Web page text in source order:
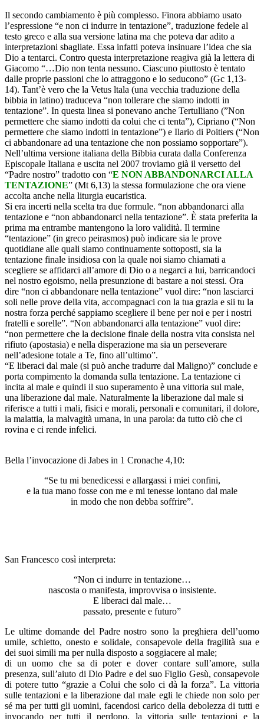
Il secondo cambiamento è più complesso. Finora abbiamo usato
l’espressione “e non ci indurre in tentazione”, traduzione fedele al
testo greco e alla sua versione latina ma che poteva dar adito a
interpretazioni sbagliate. Essa infatti poteva insinuare l’idea che sia
Dio a tentarci. Contro questa interpretazione reagiva già la lettera di
Giacomo “…Dio non tenta nessuno. Ciascuno piuttosto è tentato
dalle proprie passioni che lo attraggono e lo seducono” (Gc 1,13-
14). Tant’è vero che la Vetus ltala (una vecchia traduzione della
bibbia in latino) traduceva “non tollerare che siamo indotti in
tentazione”. In questa linea si ponevano anche Tertulliano (”Non
permettere che siamo indotti da colui che ci tenta”), Cipriano (“Non
permettere che siamo indotti in tentazione”) e Ilario di Poitiers (“Non
ci abbandonare ad una tentazione che non possiamo sopportare”).
Nell’ultima versione italiana della Bibbia curata dalla Conferenza
Episcopale Italiana e uscita nel 2007 troviamo già il versetto del
“Padre nostro” tradotto con “E NON ABBANDONARCI ALLA
TENTAZIONE” (Mt 6,13) la stessa formulazione che ora viene
accolta anche nella liturgia eucaristica.
Si era incerti nella scelta tra due formule. “non abbandonarci alla
tentazione e “non abbandonarci nella tentazione”. È stata preferita la
prima ma entrambe mantengono la loro validità. Il termine
“tentazione” (in greco peirasmos) può indicare sia le prove
quotidiane alle quali siamo continuamente sottoposti, sia la
tentazione finale insidiosa con la quale noi siamo chiamati a
scegliere se affidarci all’amore di Dio o a negarci a lui, barricandoci
nel nostro egoismo, nella presunzione di bastare a noi stessi. Ora
dire “non ci abbandonare nella tentazione” vuol dire: “non lasciarci
soli nelle prove della vita, accompagnaci con la tua grazia e sii tu la
nostra forza perché sappiamo scegliere il bene per noi e per i nostri
fratelli e sorelle”. “Non abbandonarci alla tentazione” vuol dire:
“non permettere che la decisione finale della nostra vita consista nel
rifiuto (apostasia) e nella disperazione ma sia un perseverare
nell’adesione totale a Te, fino all’ultimo”.
“E liberaci dal male (si può anche tradurre dal Maligno)” conclude e
porta compimento la domanda sulla tentazione. La tentazione ci
incita al male e quindi il suo superamento è una vittoria sul male,
una liberazione dal male. Naturalmente la liberazione dal male si
riferisce a tutti i mali, fisici e morali, personali e comunitari, il dolore,
la malattia, la malvagità umana, in una parola: da tutto ciò che ci
rovina e ci rende infelici.
Bella l’invocazione di Jabes in 1 Cronache 4,10:
“Se tu mi benedicessi e allargassi i miei confini,
e la tua mano fosse con me e mi tenesse lontano dal male
in modo che non debba soffrire”.
San Francesco così interpreta:
“Non ci indurre in tentazione…
nascosta o manifesta, improvvisa o insistente.
E liberaci dal male…
passato, presente e futuro”
Le ultime domande del Padre nostro sono la preghiera dell’uomo
umile, schietto, onesto e solidale, consapevole della fragilità sua e
dei suoi simili ma per nulla disposto a soggiacere al male;
di un uomo che sa di poter e dover contare sull’amore, sulla
presenza, sull’aiuto di Dio Padre e del suo Figlio Gesù, consapevole
di potere tutto “grazie a Colui che solo ci dà la forza”. La vittoria
sulle tentazioni e la liberazione dal male egli le chiede non solo per
sé ma per tutti gli uomini, facendosi carico della debolezza di tutti e
invocando per tutti il perdono, la vittoria sulle tentazioni e la